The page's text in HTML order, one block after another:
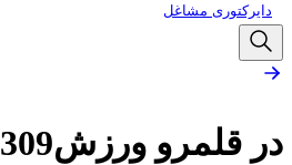
دایرکتوری مشاغل